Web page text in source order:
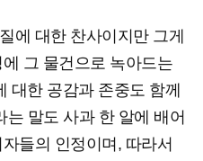
에 대한 찬사이지만 그게
그 물건으로 녹아드는
대한 공감과 존중도 함께
는 말도 사과 한 알에 배어
들의 인정이며, 따라서